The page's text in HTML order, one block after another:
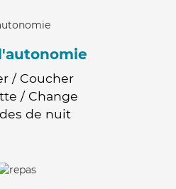
/ Coucher
/ Change
de nuit